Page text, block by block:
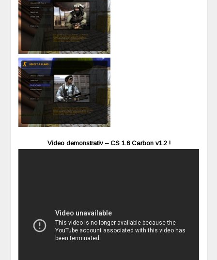
Video demonstrativ – CS 1.6 Carbon v1.2 !